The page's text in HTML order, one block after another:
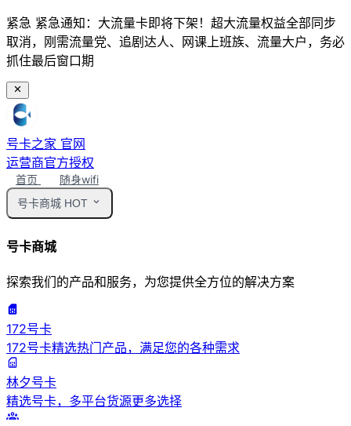
紧急 紧急通知：大流量卡即将下架！超大流量权益全部同步
取消，刚需流量党、追剧达人、网课上班族、流量大户，务必
抓住最后窗口期
号卡之家 官网
运营商官方授权
首页 随身wifi
号卡商城 HOT
号卡商城
探索我们的产品和服务，为您提供全方位的解决方案
172号卡
172号卡精选热门产品，满足您的各种需求
林夕号卡
精选号卡，多平台货源更多选择